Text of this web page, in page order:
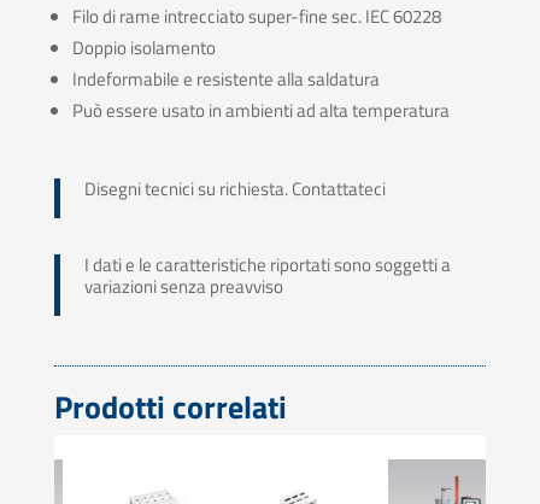
Filo di rame intrecciato super-fine sec. IEC 60228
Doppio isolamento
Indeformabile e resistente alla saldatura
Può essere usato in ambienti ad alta temperatura
Disegni tecnici su richiesta. Contattateci
I dati e le caratteristiche riportati sono soggetti a
variazioni senza preavviso
Prodotti correlati